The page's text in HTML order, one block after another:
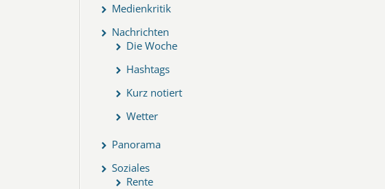
Medienkritik
Nachrichten
Die Woche
Hashtags
Kurz notiert
Wetter
Panorama
Soziales
Rente